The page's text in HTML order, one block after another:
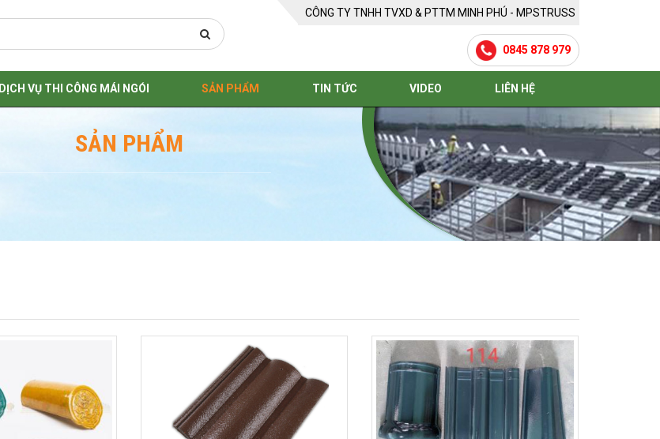
CÔNG TY TNHH TVXD & PTTM MINH PHÚ - MPSTRUSS
0845 878 979
DỊCH VỤ THI CÔNG MÁI NGÓI SẢN PHẨM TIN TỨC VIDEO LIÊN HỆ
SẢN PHẨM